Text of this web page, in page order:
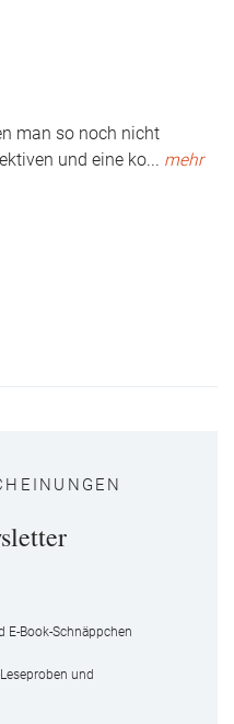
man so noch nicht
und eine ko... mehr
E-Book-Schnäppchen
und